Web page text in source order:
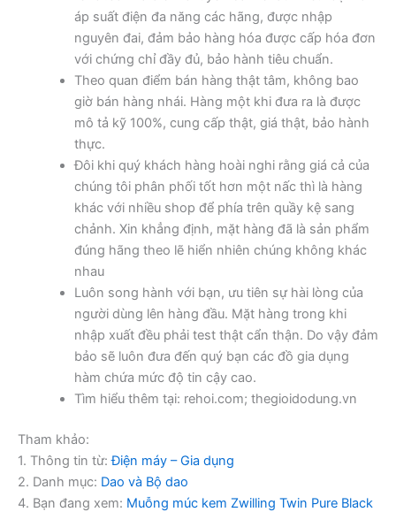
áp suất điện đa năng các hãng, được nhập
nguyên đai, đảm bảo hàng hóa được cấp hóa đơn
với chứng chỉ đầy đủ, bảo hành tiêu chuẩn.
Theo quan điểm bán hàng thật tâm, không bao
giờ bán hàng nhái. Hàng một khi đưa ra là được
mô tả kỹ 100%, cung cấp thật, giá thật, bảo hành
thực.
Đôi khi quý khách hàng hoài nghi rằng giá cả của
chúng tôi phân phối tốt hơn một nấc thì là hàng
khác với nhiều shop để phía trên quầy kệ sang
chảnh. Xin khẳng định, mặt hàng đã là sản phẩm
đúng hãng theo lẽ hiển nhiên chúng không khác
nhau
Luôn song hành với bạn, ưu tiên sự hài lòng của
người dùng lên hàng đầu. Mặt hàng trong khi
nhập xuất đều phải test thật cẩn thận. Do vậy đảm
bảo sẽ luôn đưa đến quý bạn các đồ gia dụng
hàm chứa mức độ tin cậy cao.
Tìm hiểu thêm tại: rehoi.com; thegioidodung.vn
Tham khảo:
1. Thông tin từ:Điện máy – Gia dụng
2. Danh mục: Dao và Bộ dao
4. Bạn đang xem: Muỗng múc kem Zwilling Twin Pure Black